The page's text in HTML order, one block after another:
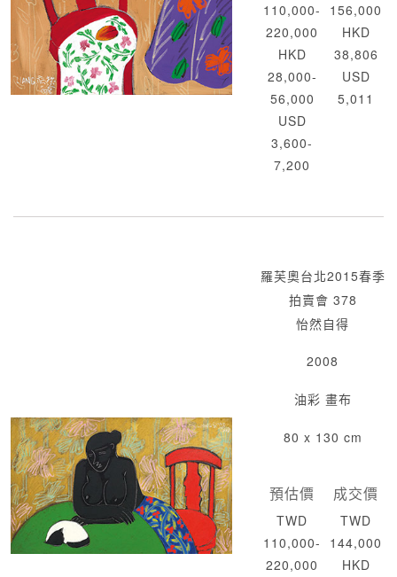
110,000-
220,000
HKD
28,000-
56,000
USD
3,600-
7,200
156,000
HKD
38,806
USD
5,011
羅芙奧台北2015春季
拍賣會 378
怡然自得
2008
油彩 畫布
80 x 130 cm
預估價
TWD
110,000-
220,000
成交價
TWD
144,000
HKD